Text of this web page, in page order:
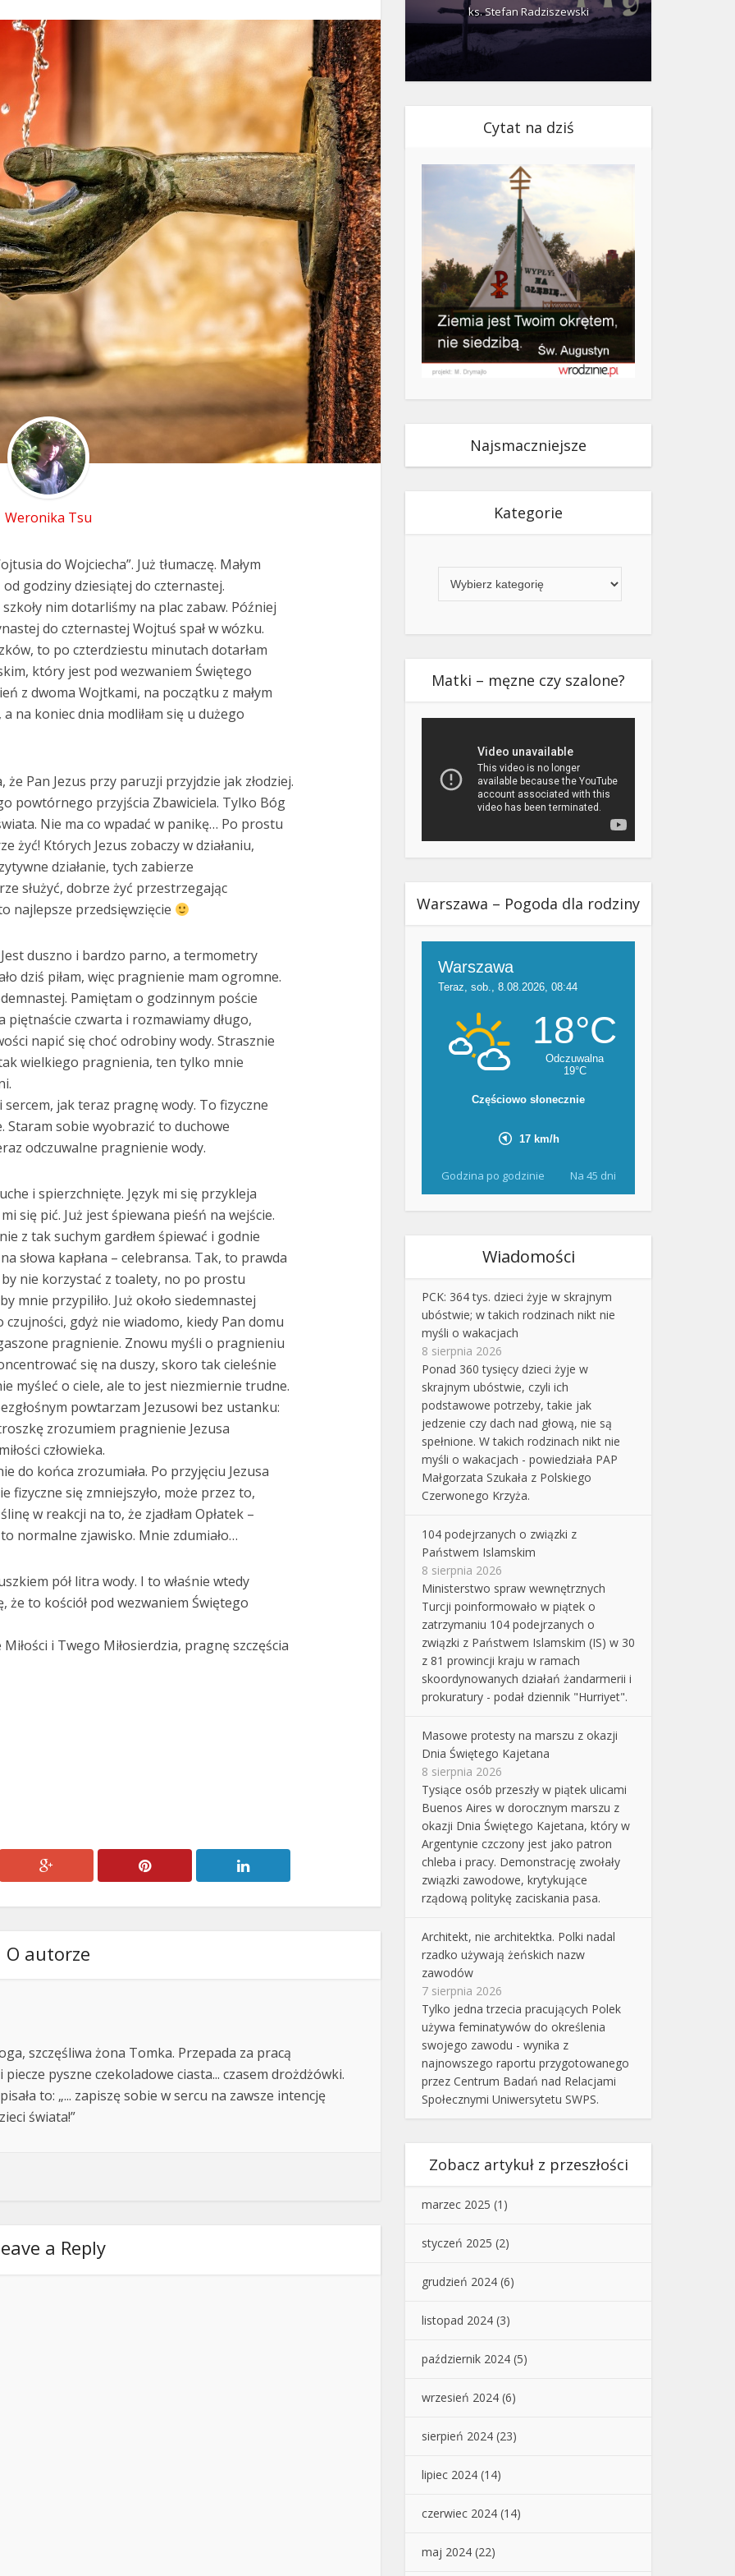
Weronika Tsu
do Wojciecha”. Już tłumaczę. Małym
godziny dziesiątej do czternastej.
nim dotarliśmy na plac zabaw. Później
do czternastej Wojtuś spał w wózku.
to po czterdziestu minutach dotarłam
który jest pod wezwaniem Świętego
z dwoma Wojtkami, na początku z małym
na koniec dnia modliłam się u dużego
Pan Jezus przy paruzji przyjdzie jak złodziej.
powtórnego przyjścia Zbawiciela. Tylko Bóg
Nie ma co wpadać w panikę… Po prostu
żyć! Których Jezus zobaczy w działaniu,
działanie, tych zabierze
służyć, dobrze żyć przestrzegając
najlepsze przedsięwzięcie
duszno i bardzo parno, a termometry
dziś piłam, więc pragnienie mam ogromne.
Pamiętam o godzinnym poście
piętnaście czwarta i rozmawiamy długo,
napić się choć odrobiny wody. Strasznie
wielkiego pragnienia, ten tylko mnie
jak teraz pragnę wody. To fizyczne
sobie wyobrazić to duchowe
odczuwalne pragnienie wody.
i spierzchnięte. Język mi się przykleja
się pić. Już jest śpiewana pieśń na wejście.
z tak suchym gardłem śpiewać i godnie
słowa kapłana – celebransa. Tak, to prawda
nie korzystać z toalety, no po prostu
mnie przypiliło. Już około siedemnastej
gdyż nie wiadomo, kiedy Pan domu
pragnienie. Znowu myśli o pragnieniu
się na duszy, skoro tak cieleśnie
myśleć o ciele, ale to jest niezmiernie trudne.
powtarzam Jezusowi bez ustanku:
zrozumiem pragnienie Jezusa
człowieka.
do końca zrozumiała. Po przyjęciu Jezusa
fizyczne się zmniejszyło, może przez to,
w reakcji na to, że zjadłam Opłatek –
normalne zjawisko. Mnie zdumiało…
pół litra wody. I to właśnie wtedy
że to kościół pod wezwaniem Świętego
i Twego Miłosierdzia, pragnę szczęścia
O autorze
szczęśliwa żona Tomka. Przepada za pracą
piecze pyszne czekoladowe ciasta... czasem drożdżówki.
to: „... zapiszę sobie w sercu na zawsze intencję
świata!”
a Reply
ks. Stefan Radziszewski
Cytat na dziś
Najsmaczniejsze
Kategorie
Matki – męzne czy szalone?
Warszawa – Pogoda dla rodziny
Godzina po godzinie Na 45 dni
Wiadomości
PCK: 364 tys. dzieci żyje w skrajnym
ubóstwie; w takich rodzinach nikt nie
myśli o wakacjach
8 sierpnia 2026
Ponad 360 tysięcy dzieci żyje w
skrajnym ubóstwie, czyli ich
podstawowe potrzeby, takie jak
jedzenie czy dach nad głową, nie są
spełnione. W takich rodzinach nikt nie
myśli o wakacjach - powiedziała PAP
Małgorzata Szukała z Polskiego
Czerwonego Krzyża.
104 podejrzanych o związki z
Państwem Islamskim
8 sierpnia 2026
Ministerstwo spraw wewnętrznych
Turcji poinformowało w piątek o
zatrzymaniu 104 podejrzanych o
związki z Państwem Islamskim (IS) w 30
z 81 prowincji kraju w ramach
skoordynowanych działań żandarmerii i
prokuratury - podał dziennik "Hurriyet".
Masowe protesty na marszu z okazji
Dnia Świętego Kajetana
8 sierpnia 2026
Tysiące osób przeszły w piątek ulicami
Buenos Aires w dorocznym marszu z
okazji Dnia Świętego Kajetana, który w
Argentynie czczony jest jako patron
chleba i pracy. Demonstrację zwołały
związki zawodowe, krytykujące
rządową politykę zaciskania pasa.
Architekt, nie architektka. Polki nadal
rzadko używają żeńskich nazw
zawodów
7 sierpnia 2026
Tylko jedna trzecia pracujących Polek
używa feminatywów do określenia
swojego zawodu - wynika z
najnowszego raportu przygotowanego
przez Centrum Badań nad Relacjami
Społecznymi Uniwersytetu SWPS.
Zobacz artykuł z przeszłości
marzec 2025 (1)
styczeń 2025 (2)
grudzień 2024 (6)
listopad 2024 (3)
październik 2024 (5)
wrzesień 2024 (6)
sierpień 2024 (23)
lipiec 2024 (14)
czerwiec 2024 (14)
maj 2024 (22)